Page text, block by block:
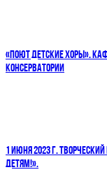
«ПОЮТ ДЕТСКИЕ ХОРЫ».
КОНСЕРВАТОРИИ
1 ИЮНЯ 2023 Г.
ДЕТЯМ!».